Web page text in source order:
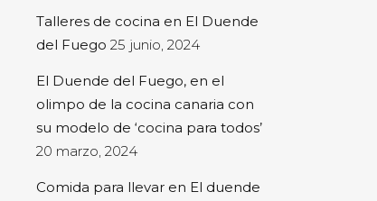
Talleres de cocina en El Duende
del Fuego 25 junio, 2024
El Duende del Fuego, en el
olimpo de la cocina canaria con
su modelo de ‘cocina para todos’
20 marzo, 2024
Comida para llevar en El duende